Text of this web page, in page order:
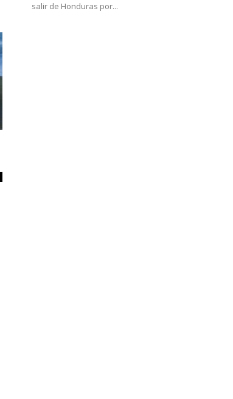
salir de Honduras por...